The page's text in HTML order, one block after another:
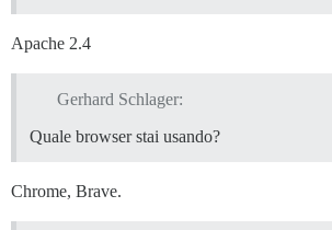
Apache 2.4
Gerhard Schlager:
Quale browser stai usando?
Chrome, Brave.